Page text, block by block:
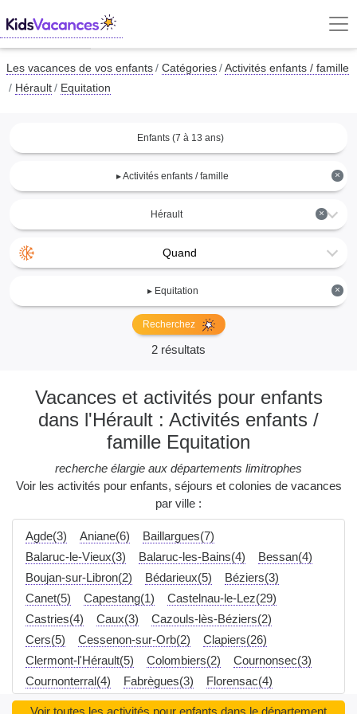
Les vacances de vos enfants Catégories
Activités enfants / famille
Hérault
Equitation
Enfants (7 à 13 ans)
×
▸ Activités enfants / famille
×
Hérault
Quand
×
▸ Equitation
Recherchez
2 résultats
Vacances et activités pour enfants
dans l'Hérault : Activités enfants /
famille Equitation
recherche élargie aux départements limitrophes
Voir les activités pour enfants, séjours et colonies de vacances
par ville :
Agde(3) Aniane(6)
Baillargues(7)
Balaruc-le-Vieux(3)
Balaruc-les-Bains(4)
Bessan(4)
Boujan-sur-Libron(2)
Bédarieux(5)
Béziers(3)
Canet(5)
Capestang(1)
Castelnau-le-Lez(29)
Castries(4)
Caux(3)
Cazouls-lès-Béziers(2)
Cers(5)
Cessenon-sur-Orb(2)
Clapiers(26)
Clermont-l'Hérault(5)
Colombiers(2)
Cournonsec(3)
Cournonterral(4)
Fabrègues(3)
Florensac(4)
Frontignan(3)
Ganges(1) Gigean(3)
Gignac(5)